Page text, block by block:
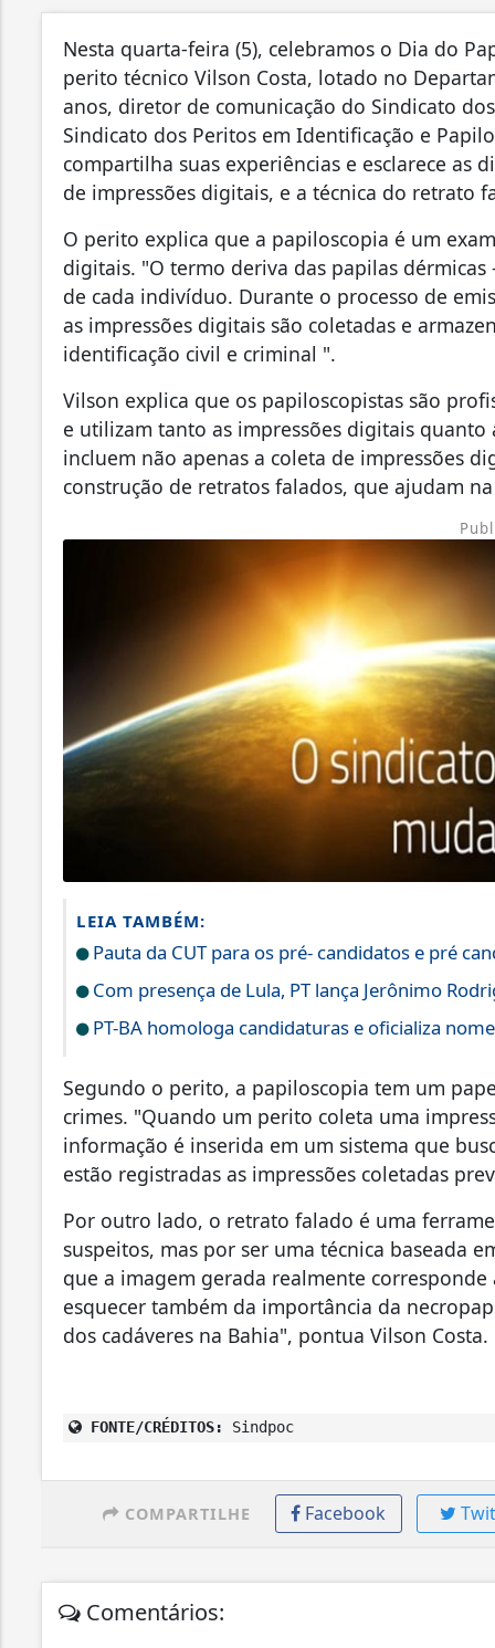
Nesta quarta-feira (5), celebramos o Dia do
perito técnico Vilson Costa, lotado no
anos, diretor de comunicação do Sindicato
Sindicato dos Peritos em Identificação e
compartilha suas experiências e esclarece as
de impressões digitais, e a técnica do retrato
O perito explica que a papiloscopia é um
digitais. "O termo deriva das papilas
de cada indivíduo. Durante o processo de
as impressões digitais são coletadas e
identificação civil e criminal ".
Vilson explica que os papiloscopistas são
e utilizam tanto as impressões digitais quanto
incluem não apenas a coleta de impressões
construção de retratos falados, que ajudam
LEIA TAMBÉM:
Pauta da CUT para os pré- candidatos e pré
Com presença de Lula, PT lança Jerônimo
PT-BA homologa candidaturas e oficializa
Segundo o perito, a papiloscopia tem um
crimes. "Quando um perito coleta uma
informação é inserida em um sistema que
estão registradas as impressões coletadas
Por outro lado, o retrato falado é uma
suspeitos, mas por ser uma técnica baseada
que a imagem gerada realmente
esquecer também da importância da
dos cadáveres na Bahia", pontua Vilson Costa.
FONTE/CRÉDITOS: Sindpoc
COMPARTILHE Facebook
Comentários: